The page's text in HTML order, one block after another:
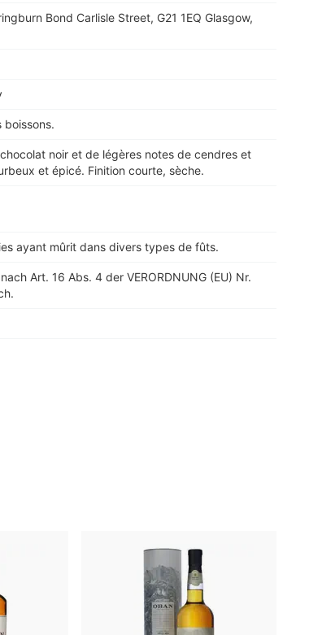
Bond Carlisle Street, G21 1EQ Glasgow,
boissons.
noir et de légères notes de cendres et
et épicé. Finition courte, sèche.
ayant mûrit dans divers types de fûts.
Art. 16 Abs. 4 der VERORDNUNG (EU) Nr.